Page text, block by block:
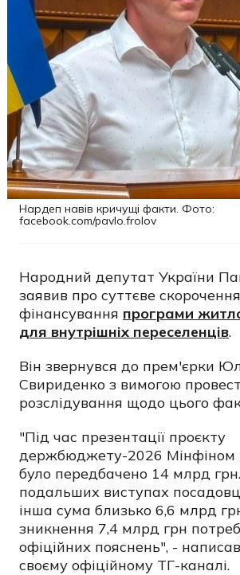
Нардеп навів кричущі факти. Фото:
facebook.com/pavlo.frolov
Народний депутат України
заявив про суттєве скорочення
фінансування програми
для внутрішніх переселенців.
Він звернувся до прем'єрки
Свириденко з вимогою
розслідування щодо цього
"Під час презентації проєкту
держбюджету-2026 Мінфіном
було передбачено 14 млрд
подальших виступах
інша сума близько 6,6 млрд
зникнення 7,4 млрд грн
офіційних пояснень", -
своєму офіційному ТГ-каналі.